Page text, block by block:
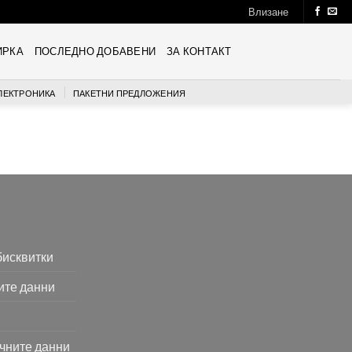
Влизане
ПОСЛЕДНО ДОБАВЕНИ ЗА КОНТАКТ
ПАКЕТНИ ПРЕДЛОЖЕНИЯ
данни
данни